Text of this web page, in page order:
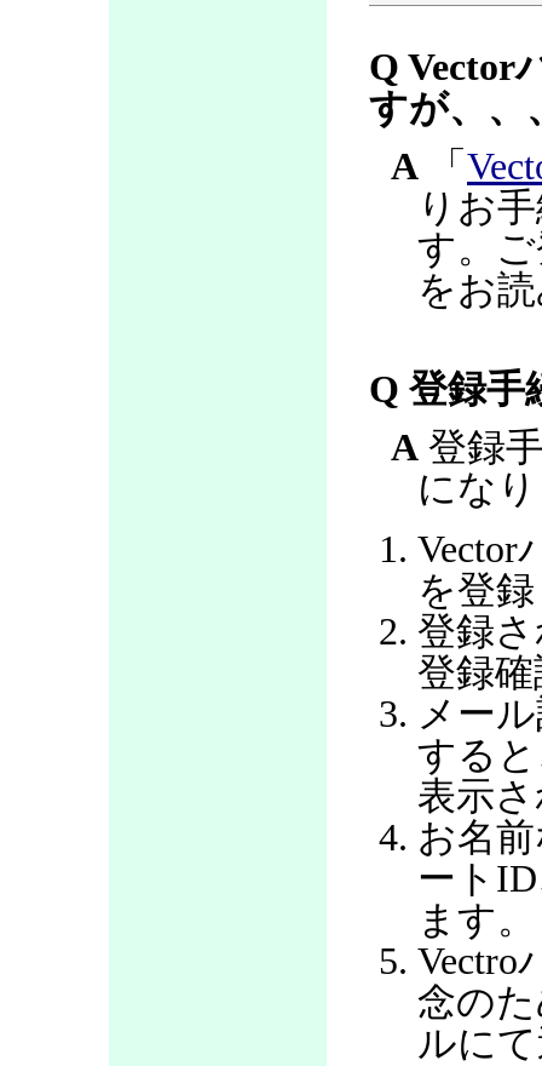
Q Vector
すが、、
A 「
りお
す。
をお
Q 登録手
A 登録
にな
Vector
を登
登録
登録
メー
する
表示
お名
ート
ます。
Vectro
念の
ルに